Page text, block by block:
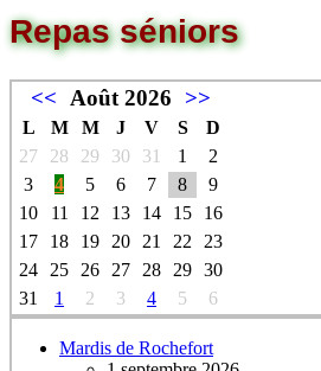
Repas séniors
<< Août 2026 >>
L M M J V S
D
27
28 29 30 31 1
2
3
4 5 6 7 8
9
10
11 12 13 14 15
16
17
18 19 20 21 22
23
24
25 26 27 28 29 30
31
1 2 3 4 5 6
Mardis de Rochefort